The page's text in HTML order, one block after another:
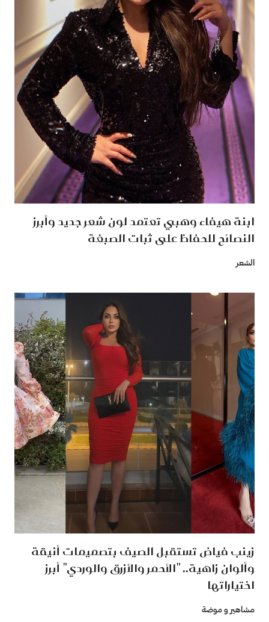
ابنة هيفاء وهبي تعتمد لون شعر جديد وأبرز
النصائح للحفاظ على ثبات الصبغة
الشعر
زينب فياض تستقبل الصيف بتصميمات أنيقة
وألوان زاهية.. "الأحمر والأزرق والوردي" أبرز
اختياراتها
مشاهير و موضة